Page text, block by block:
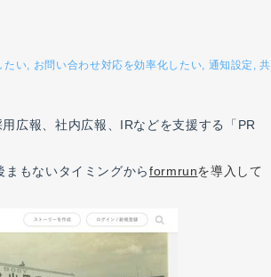
たい お問い合わせ対応を効率化したい 通知設定
共
広報、社内広報、IRなどを支援する「PR
もないタイミングからformrunを導入して